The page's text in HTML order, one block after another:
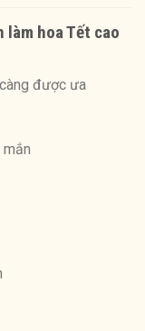
hoa Tết cao
được ưa